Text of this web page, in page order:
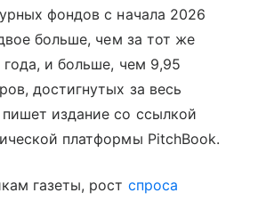
фондов с начала 2026
больше, чем за тот же
и больше, чем 9,95
достигнутых за весь
издание со ссылкой
платформы PitchBook.
газеты, рост спроса